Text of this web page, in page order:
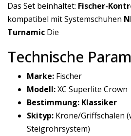
Das Set beinhaltet: Fischer-
kompatibel mit Systemschuhen
Turnamic Die
Technische
Marke: Fischer
Modell:XC Superlite Crown
Bestimmung: Klassiker
Skityp: Krone/Griffschalen
Steigrohrsystem)